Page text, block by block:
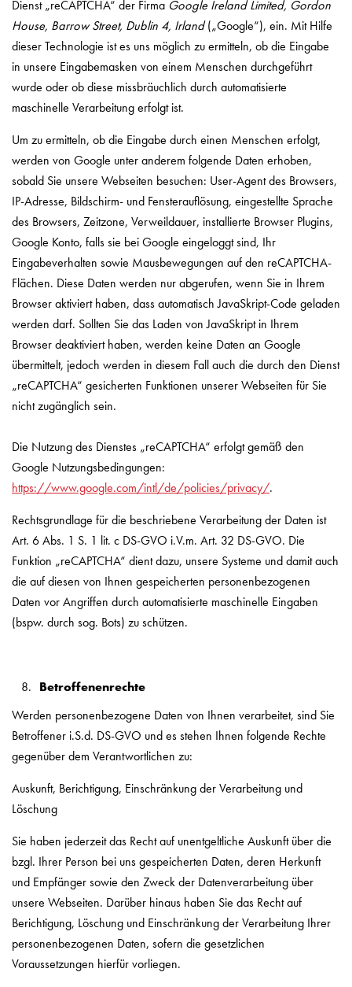
Dienst „reCAPTCHA“ der Firma Google Ireland Limited, Gordon
House, Barrow Street, Dublin 4, Irland(„Google“), ein. Mit Hilfe
dieser Technologie ist es uns möglich zu ermitteln, ob die Eingabe
in unsere Eingabemasken von einem Menschen durchgeführt
wurde oder ob diese missbräuchlich durch automatisierte
maschinelle Verarbeitung erfolgt ist.
Um zu ermitteln, ob die Eingabe durch einen Menschen erfolgt,
werden von Google unter anderem folgende Daten erhoben,
sobald Sie unsere Webseiten besuchen: User-Agent des Browsers,
IP-Adresse, Bildschirm- und Fensterauflösung, eingestellte Sprache
des Browsers, Zeitzone, Verweildauer, installierte Browser Plugins,
Google Konto, falls sie bei Google eingeloggt sind, Ihr
Eingabeverhalten sowie Mausbewegungen auf den reCAPTCHA-
Flächen. Diese Daten werden nur abgerufen, wenn Sie in Ihrem
Browser aktiviert haben, dass automatisch JavaSkript-Code geladen
werden darf. Sollten Sie das Laden von JavaSkript in Ihrem
Browser deaktiviert haben, werden keine Daten an Google
übermittelt, jedoch werden in diesem Fall auch die durch den Dienst
„reCAPTCHA“ gesicherten Funktionen unserer Webseiten für Sie
nicht zugänglich sein.
Die Nutzung des Dienstes „reCAPTCHA“ erfolgt gemäß den
Google Nutzungsbedingungen:
https://www.google.com/intl/de/policies/privacy/.
Rechtsgrundlage für die beschriebene Verarbeitung der Daten ist
Art. 6 Abs. 1 S. 1 lit. c DS-GVO i.V.m. Art. 32 DS-GVO. Die
Funktion „reCAPTCHA“ dient dazu, unsere Systeme und damit auch
die auf diesen von Ihnen gespeicherten personenbezogenen
Daten vor Angriffen durch automatisierte maschinelle Eingaben
(bspw. durch sog. Bots) zu schützen.
Betroffenenrechte
Werden personenbezogene Daten von Ihnen verarbeitet, sind Sie
Betroffener i.S.d. DS-GVO und es stehen Ihnen folgende Rechte
gegenüber dem Verantwortlichen zu:
Auskunft, Berichtigung, Einschränkung der Verarbeitung und
Löschung
Sie haben jederzeit das Recht auf unentgeltliche Auskunft über die
bzgl. Ihrer Person bei uns gespeicherten Daten, deren Herkunft
und Empfänger sowie den Zweck der Datenverarbeitung über
unsere Webseiten. Darüber hinaus haben Sie das Recht auf
Berichtigung, Löschung und Einschränkung der Verarbeitung Ihrer
personenbezogenen Daten, sofern die gesetzlichen
Voraussetzungen hierfür vorliegen.